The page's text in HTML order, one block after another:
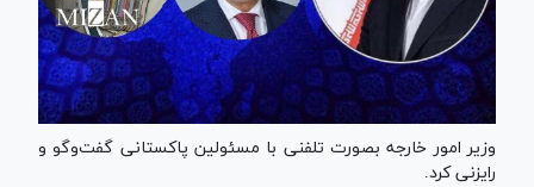
وزیر امور خارجه بصورت تلفنی با مسئولین پاکستانی گفت‌و‌گو و
رایزنی کرد.